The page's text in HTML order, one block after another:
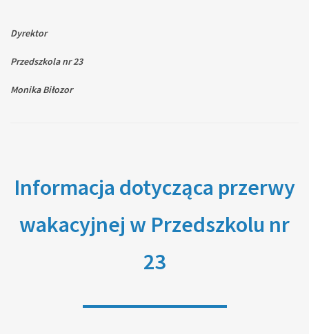
Dyrektor
Przedszkola nr 23
Monika Biłozor
Informacja dotycząca przerwy
wakacyjnej w Przedszkolu nr
23